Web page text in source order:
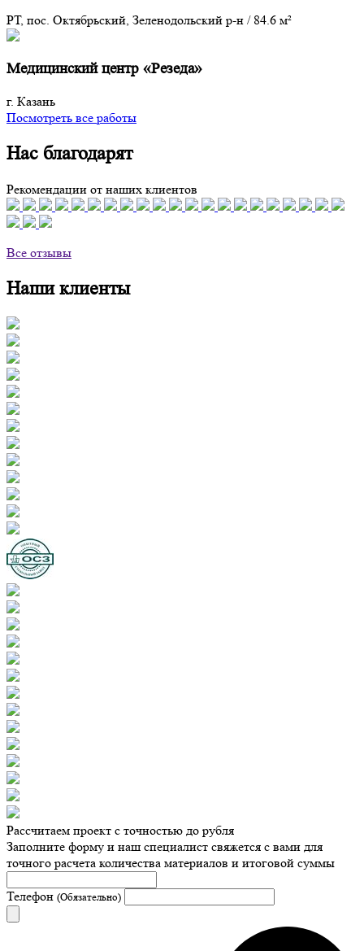
РТ, пос. Октябрьский, Зеленодольский р-н /84.6 м²
Медицинский центр «Резеда»
г. Казань
Посмотреть все работы
Нас благодарят
Рекомендации от наших клиентов
Все отзывы
Наши клиенты
Рассчитаем проект с точностью до рубля
Заполните форму и наш специалист свяжется с вами для
точного расчета количества материалов и итоговой суммы
Телефон (Обязательно)